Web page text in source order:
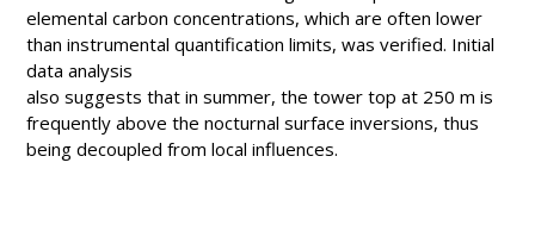
elemental carbon concentrations, which are often lower
than instrumental quantification limits, was verified. Initial
data analysis
also suggests that in summer, the tower top at 250 m is
frequently above the nocturnal surface inversions, thus
being decoupled from local influences.